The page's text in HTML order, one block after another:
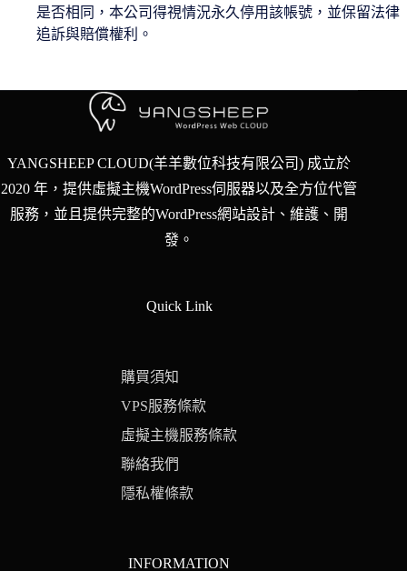
是否相同，本公司得視情況永久停用該帳號，並保留法律
追訴與賠償權利。
YANGSHEEP CLOUD(羊羊數位科技有限公司) 成立於
2020 年，提供虛擬主機WordPress伺服器以及全方位代管
服務，並且提供完整的WordPress網站設計、維護、開
發。
Quick Link
購買須知
VPS服務條款
虛擬主機服務條款
聯絡我們
隱私權條款
INFORMATION